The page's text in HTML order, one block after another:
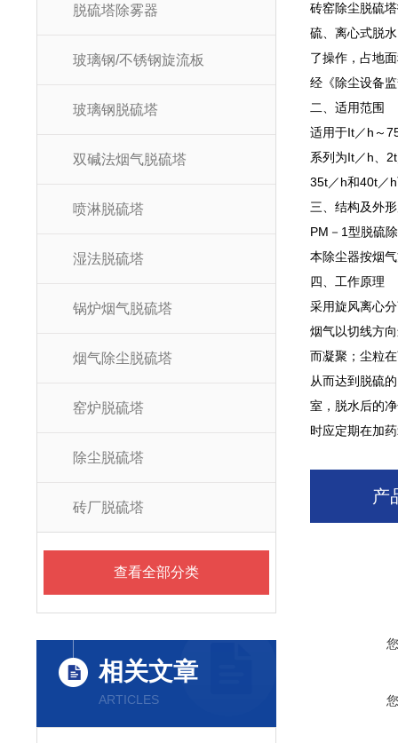
脱硫塔除雾器
玻璃钢/不锈钢旋流板
玻璃钢脱硫塔
双碱法烟气脱硫塔
喷淋脱硫塔
湿法脱硫塔
锅炉烟气脱硫塔
烟气除尘脱硫塔
窑炉脱硫塔
除尘脱硫塔
砖厂脱硫塔
查看全部分类
相关文章
ARTICLES
砖窑除尘脱硫
硫、离心式脱
了操作，占地
经《除尘设备
二、适用范围
适用于It／h～
系列为It／h、
35t／h和40t／
三、结构及外
PM－1型脱硫
本除尘器按烟
四、工作原理
采用旋风离心
烟气以切线方
而凝聚；尘粒
从而达到脱硫
室，脱水后的
时应定期在加
产